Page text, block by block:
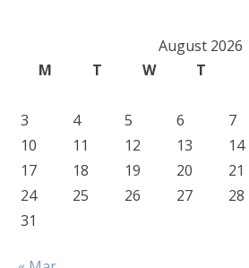
August 2026
M
T W T
3
4 5 6 7
10
11 12 13 14
17
18 19 20 21
24
25 26 27 28
31